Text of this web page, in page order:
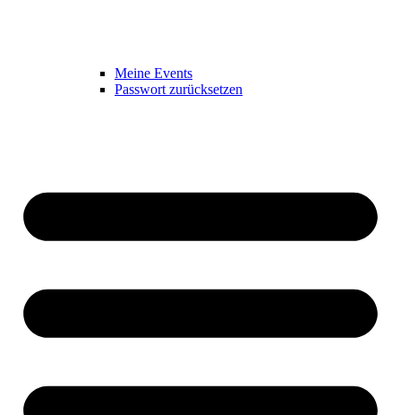
Meine Events
Passwort zurücksetzen